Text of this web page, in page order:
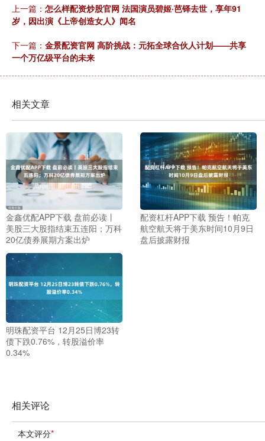
上一篇： 怎么样配资炒股官网 法国演员碧姬·芭铎去世，享年91
岁，因出演《上帝创造女人》闻名
下一篇： 金景配资官网 高阶挑战：元拓全球合伙人计划——共享
一个万亿级平台的未来
相关文章
金鑫优配APP下载 盘前必读丨
美股三大股指结束五连阳；万科
20亿债券展期方案出炉
配资杠杆APP下载 预告！帕克
航空航天将于美东时间10月9日
盘后披露财报
明珠配资平台 12月25日博23转
债下跌0.76%，转股溢价率
0.34%
相关评论
本文评分*